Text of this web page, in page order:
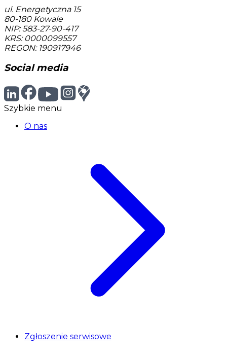
ul. Energetyczna 15
80-180 Kowale
NIP: 583-27-90-417
KRS: 0000099557
REGON: 190917946
Social media
Szybkie menu
O nas
Zgłoszenie serwisowe